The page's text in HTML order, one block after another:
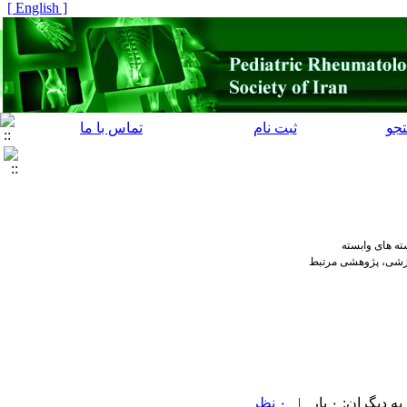
[ English ]
ثبت نام تماس با ما
های وابسته
پژوهشی مرتبط
۰ بار | ۰ نظر